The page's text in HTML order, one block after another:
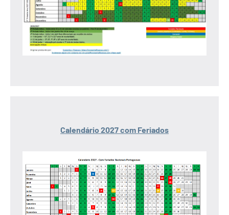
Calendário 2027 com Feriados